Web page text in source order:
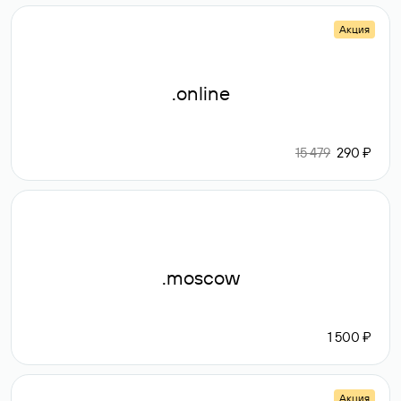
Акция
.online
15 479 290 ₽
.moscow
1 500 ₽
Акция